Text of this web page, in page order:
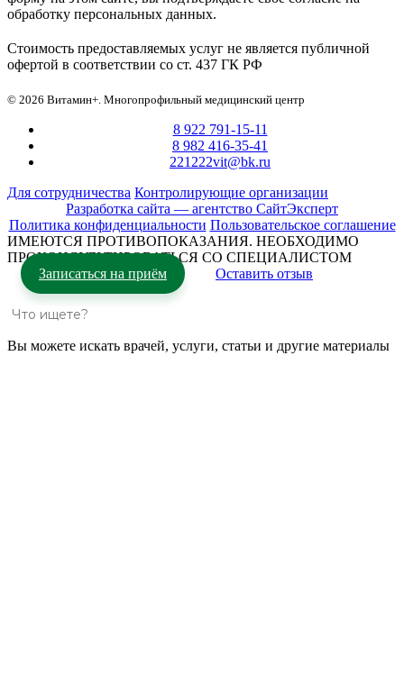
обработку персональных данных.
Стоимость предоставляемых услуг не является публичной
офертой в соответствии со ст. 437 ГК РФ
© 2026 Витамин+. Многопрофильный медицинский центр
8 922 791-15-11
8 982 416-35-41
221222vit@bk.ru
Для сотрудничества Контролирующие организации
Разработка сайта — агентство СайтЭксперт
Политика конфиденциальности Пользовательское соглашение
ИМЕЮТСЯ ПРОТИВОПОКАЗАНИЯ. НЕОБХОДИМО
ПРОКОНСУЛЬТИРОВАТЬСЯ СО СПЕЦИАЛИСТОМ
Записаться на приём
Оставить отзыв
Вы можете искать врачей, услуги, статьи и другие материалы